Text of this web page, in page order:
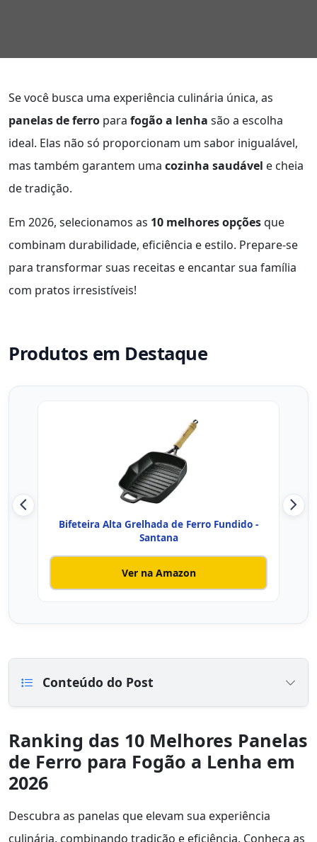
Se você busca uma experiência culinária única, as
panelas de ferro para fogão a lenha são a escolha
ideal. Elas não só proporcionam um sabor inigualável,
mas também garantem uma cozinha saudável e cheia
de tradição.
Em 2026, selecionamos as 10 melhores opçõesque
combinam durabilidade, eficiência e estilo. Prepare-se
para transformar suas receitas e encantar sua família
com pratos irresistíveis!
Produtos em Destaque
Bifeteira Alta Grelhada de Ferro Fundido -
Santana
Ver na Amazon
Conteúdo do Post
Ranking das 10 Melhores Panelas
de Ferro para Fogão a Lenha em
2026
Descubra as panelas que elevam sua experiência
culinária, combinando tradição e eficiência. Conheça as